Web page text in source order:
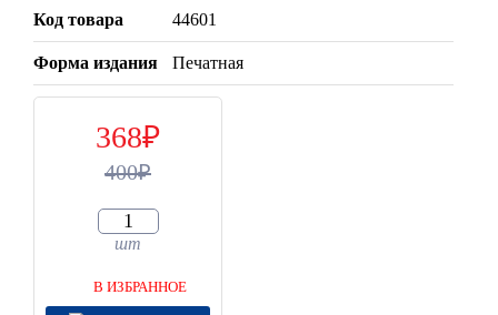
Код товара 44601
Форма издания Печатная
368
400
шт
В ИЗБРАННОЕ